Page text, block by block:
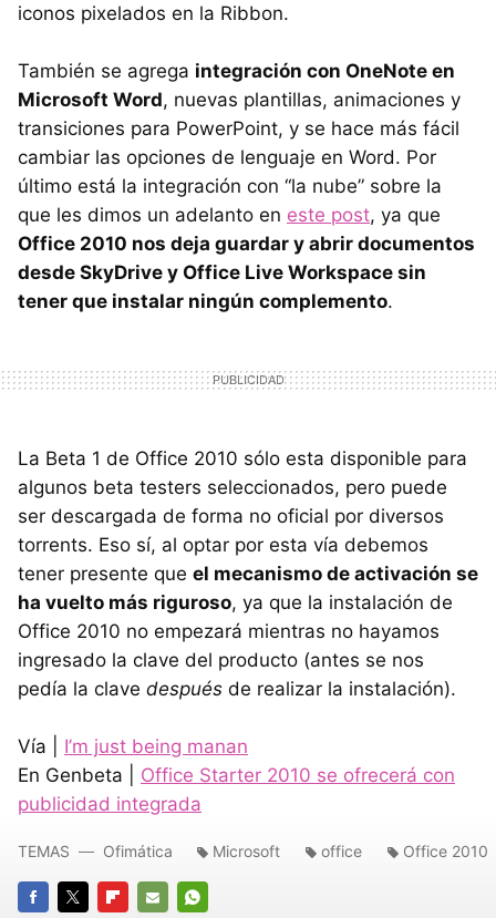
iconos pixelados en la Ribbon.
También se agrega integración con OneNote en
Microsoft Word, nuevas plantillas, animaciones y
transiciones para PowerPoint, y se hace más fácil
cambiar las opciones de lenguaje en Word. Por
último está la integración con “la nube” sobre la
que les dimos un adelanto en este post, ya que
Office 2010 nos deja guardar y abrir documentos
desde SkyDrive y Office Live Workspace sin
tener que instalar ningún complemento.
La Beta 1 de Office 2010 sólo esta disponible para
algunos beta testers seleccionados, pero puede
ser descargada de forma no oficial por diversos
torrents. Eso sí, al optar por esta vía debemos
tener presente que el mecanismo de activación se
ha vuelto más riguroso, ya que la instalación de
Office 2010 no empezará mientras no hayamos
ingresado la clave del producto (antes se nos
pedía la clave después de realizar la instalación).
Vía | I’m just being manan
En Genbeta | Office Starter 2010 se ofrecerá con
publicidad integrada
TEMAS Ofimática Microsoft office Office 2010